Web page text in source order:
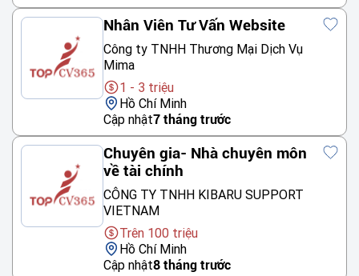
Nhân Viên Tư Vấn Website
Công ty TNHH Thương Mại Dịch Vụ
Mima
1 - 3 triệu
Hồ Chí Minh
Cập nhật7 tháng trước
Chuyên gia- Nhà chuyên môn
về tài chính
CÔNG TY TNHH KIBARU SUPPORT
VIETNAM
Trên 100 triệu
Hồ Chí Minh
Cập nhật8 tháng trước